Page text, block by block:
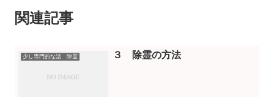
関連記事
少し専門的な話 除霊 ３ 除霊の方法